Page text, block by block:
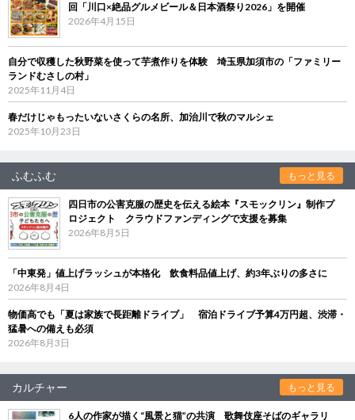
回「川口×絶品グルメビール＆日本酒祭り2026」を開催
2026年4月15日
自分で収穫した秋野菜を使って芋煮作りを体験 埼玉県加須市の「ファミリー
ランドむさしの村」
2025年11月4日
春だけじゃもったいないさくらの名所、加治川で秋のマルシェ
2025年10月23日
ふむふむ もっと見る
四日市の公害克服の歴史を伝える絵本『スモックリン』制作プ
ロジェクト クラウドファンディングで支援を募集
2026年8月5日
「中東発」値上げラッシュが本格化 飲食料品値上げ、約3年ぶりの多さに
2026年8月4日
物価高でも「夏は家族で長距離ドライブ」 宿泊ドライブ予算4万円超、渋滞・
猛暑への備えも必須
2026年8月3日
カルチャー もっと見る
6人の作家が描く“風景と猫”の共演 歌舞伎座そばのギャラリ